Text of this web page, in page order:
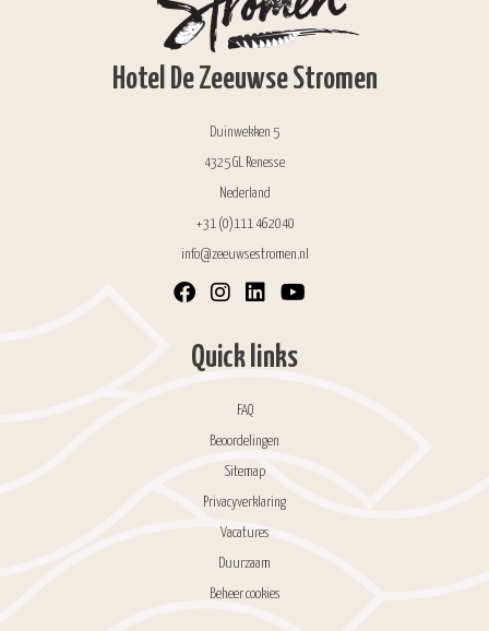
Hotel De Zeeuwse Stromen
Duinwekken 5
4325 GL Renesse
Nederland
+31 (0)111 462040
info@zeeuwsestromen.nl
Quick links
FAQ
Beoordelingen
Sitemap
Privacyverklaring
Vacatures
Duurzaam
Beheer cookies